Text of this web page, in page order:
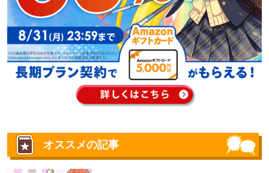
オススメの記事